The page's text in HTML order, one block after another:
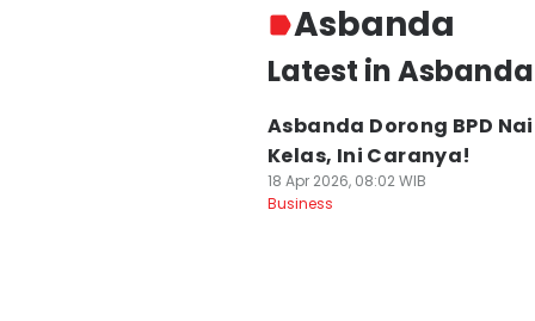
Asbanda
Latest in Asbanda
Asbanda Dorong BPD
Kelas, Ini Caranya!
18 Apr 2026, 08:02 WIB
Business